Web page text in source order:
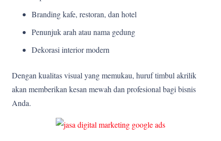
Branding kafe, restoran, dan hotel
Penunjuk arah atau nama gedung
Dekorasi interior modern
Dengan kualitas visual yang memukau, huruf timbul akrilik
akan memberikan kesan mewah dan profesional bagi bisnis
Anda.